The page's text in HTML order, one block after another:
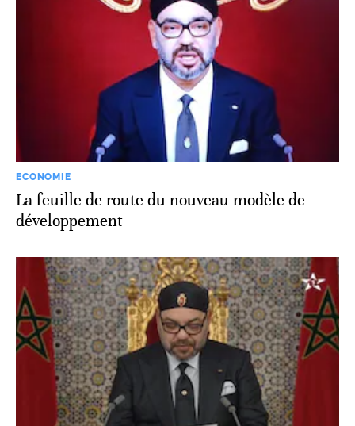
ECONOMIE
La feuille de route du nouveau modèle de
développement